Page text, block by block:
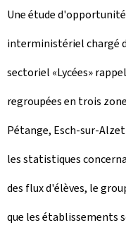
Une étude
interministériel chargé
sectoriel «Lycées»
regroupées en trois
Pétange, Esch-sur-
les statistiques
des flux d'élèves, le
que les établissements